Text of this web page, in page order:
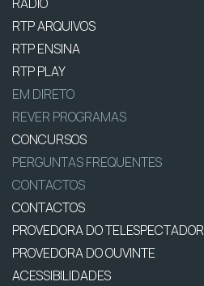
RTP ARQUIVOS
RTP ENSINA
RTP PLAY
EM DIRETO
REVER PROGRAMAS
CONCURSOS
PERGUNTAS FREQUENTES
CONTACTOS
CONTACTOS
PROVEDORA DO TELESPECTADOR
PROVEDORA DO OUVINTE
ACESSIBILIDADES